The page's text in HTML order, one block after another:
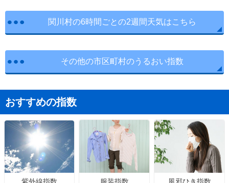
関川村の6時間ごとの2週間天気はこちら
その他の市区町村のうるおい指数
おすすめの指数
服装指数 風邪ひき指数